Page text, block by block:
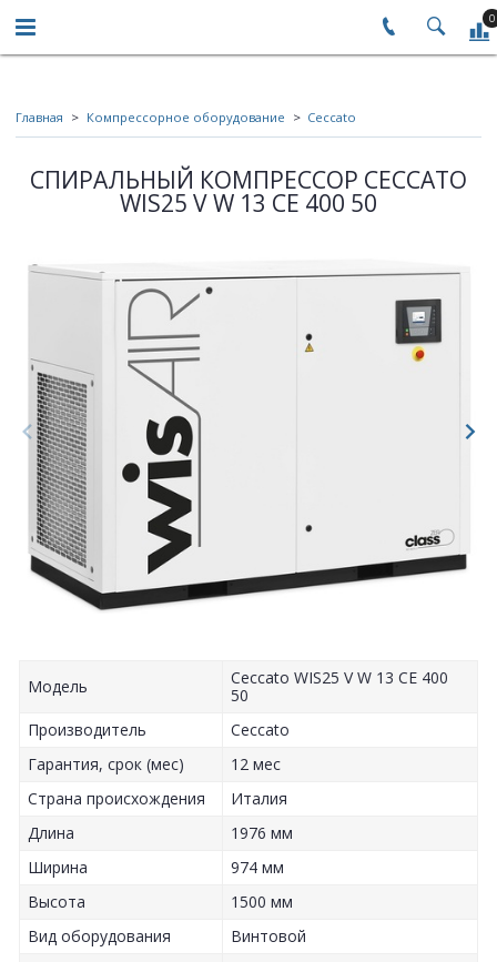
0
Главная Компрессорное оборудование Ceccato
СПИРАЛЬНЫЙ КОМПРЕССОР CECCATO
WIS25 V W 13 CE 400 50
Модель
Ceccato WIS25 V W 13 CE 400
50
Производитель
Сeccato
Гарантия, срок (мес)
12 мес
Страна происхождения
Италия
Длина
1976 мм
Ширина
974 мм
Высота
1500 мм
Вид оборудования
Винтовой